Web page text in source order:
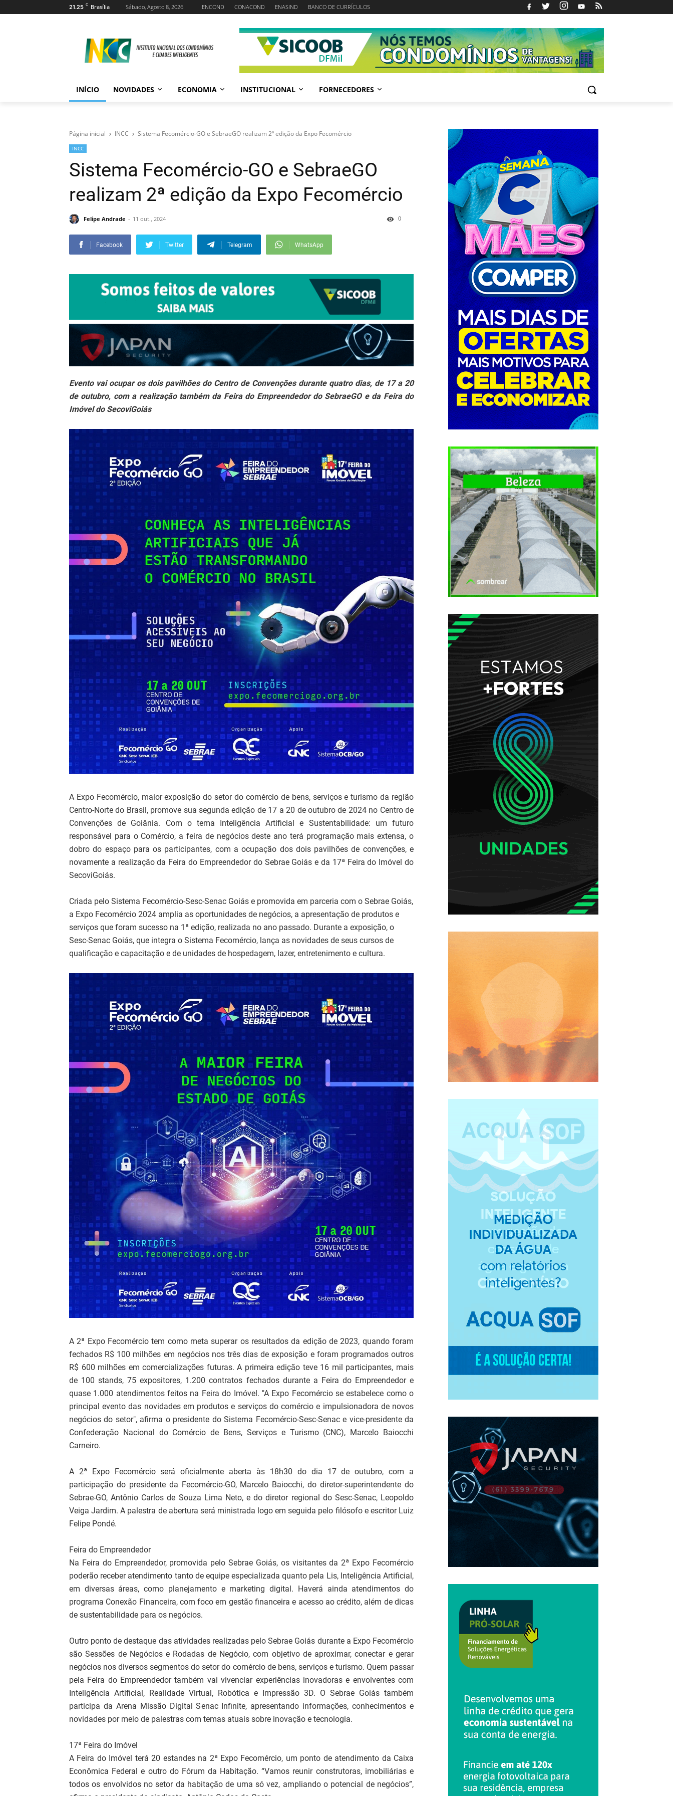
21.25 C Brasília Sábado, Agosto 8, 2026 ENCOND CONACOND ENASIND BANCO DE CURRÍCULOS
INÍCIO NOVIDADES ECONOMIA INSTITUCIONAL FORNECEDORES
Página inicial INCC Sistema Fecomércio-GO e SebraeGO realizam 2ª edição da Expo Fecomércio
INCC
Sistema Fecomércio-GO e SebraeGO
realizam 2ª edição da Expo Fecomércio
Felipe Andrade 11 out., 2024 0
Facebook Twitter Telegram WhatsApp
Evento vai ocupar os dois pavilhões do Centro de Convenções durante quatro dias, de 17 a 20
de outubro, com a realização também da Feira do Empreendedor do SebraeGO e da Feira do
Imóvel do SecoviGoiás
A Expo Fecomércio, maior exposição do setor do comércio de bens, serviços e turismo da região
Centro-Norte do Brasil, promove sua segunda edição de 17 a 20 de outubro de 2024 no Centro de
Convenções de Goiânia. Com o tema Inteligência Artificial e Sustentabilidade: um futuro
responsável para o Comércio, a feira de negócios deste ano terá programação mais extensa, o
dobro do espaço para os participantes, com a ocupação dos dois pavilhões de convenções, e
novamente a realização da Feira do Empreendedor do Sebrae Goiás e da 17ª Feira do Imóvel do
SecoviGoiás.
Criada pelo Sistema Fecomércio-Sesc-Senac Goiás e promovida em parceria com o Sebrae Goiás,
a Expo Fecomércio 2024 amplia as oportunidades de negócios, a apresentação de produtos e
serviços que foram sucesso na 1ª edição, realizada no ano passado. Durante a exposição, o
Sesc-Senac Goiás, que integra o Sistema Fecomércio, lança as novidades de seus cursos de
qualificação e capacitação e de unidades de hospedagem, lazer, entretenimento e cultura.
A 2ª Expo Fecomércio tem como meta superar os resultados da edição de 2023, quando foram
fechados R$ 100 milhões em negócios nos três dias de exposição e foram programados outros
R$ 600 milhões em comercializações futuras. A primeira edição teve 16 mil participantes, mais
de 100 stands, 75 expositores, 1.200 contratos fechados durante a Feira do Empreendedor e
quase 1.000 atendimentos feitos na Feira do Imóvel. "A Expo Fecomércio se estabelece como o
principal evento das novidades em produtos e serviços do comércio e impulsionadora de novos
negócios do setor", afirma o presidente do Sistema Fecomércio-Sesc-Senac e vice-presidente da
Confederação Nacional do Comércio de Bens, Serviços e Turismo (CNC), Marcelo Baiocchi
Carneiro.
A 2ª Expo Fecomércio será oficialmente aberta às 18h30 do dia 17 de outubro, com a
participação do presidente da Fecomércio-GO, Marcelo Baiocchi, do diretor-superintendente do
Sebrae-GO, Antônio Carlos de Souza Lima Neto, e do diretor regional do Sesc-Senac, Leopoldo
Veiga Jardim. A palestra de abertura será ministrada logo em seguida pelo filósofo e escritor Luiz
Felipe Pondé.
Feira do Empreendedor
Na Feira do Empreendedor, promovida pelo Sebrae Goiás, os visitantes da 2ª Expo Fecomércio
poderão receber atendimento tanto de equipe especializada quanto pela Lis, Inteligência Artificial,
em diversas áreas, como planejamento e marketing digital. Haverá ainda atendimentos do
programa Conexão Financeira, com foco em gestão financeira e acesso ao crédito, além de dicas
de sustentabilidade para os negócios.
Outro ponto de destaque das atividades realizadas pelo Sebrae Goiás durante a Expo Fecomércio
são Sessões de Negócios e Rodadas de Negócio, com objetivo de aproximar, conectar e gerar
negócios nos diversos segmentos do setor do comércio de bens, serviços e turismo. Quem passar
pela Feira do Empreendedor também vai vivenciar experiências inovadoras e envolventes com
Inteligência Artificial, Realidade Virtual, Robótica e Impressão 3D. O Sebrae Goiás também
participa da Arena Missão Digital Senac Infinite, apresentando informações, conhecimentos e
novidades por meio de palestras com temas atuais sobre inovação e tecnologia.
17ª Feira do Imóvel
A Feira do Imóvel terá 20 estandes na 2ª Expo Fecomércio, um ponto de atendimento da Caixa
Econômica Federal e outro do Fórum da Habitação. “Vamos reunir construtoras, imobiliárias e
todos os envolvidos no setor da habitação de uma só vez, ampliando o potencial de negócios”,